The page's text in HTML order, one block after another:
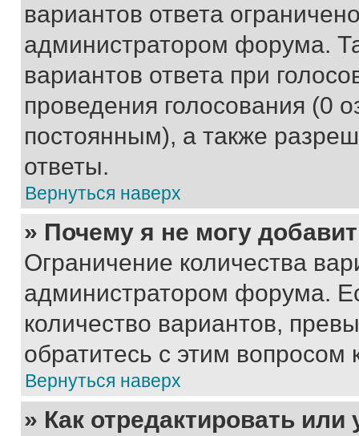
вариантов ответа
администратором форума.
вариантов ответа при
проведения голосования (0
постоянным), а также
ответы.
Вернуться наверх
» Почему я не могу
Ограничение количества
администратором форума.
количество вариантов,
обратитесь с этим вопросом
Вернуться наверх
» Как отредактировать